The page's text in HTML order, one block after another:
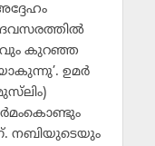
കുറഞ്ഞ
ഉമര്‍
നബിയുടെയും